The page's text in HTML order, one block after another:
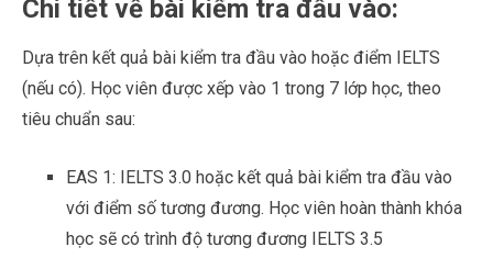
Chi tiết về bài kiểm tra đầu vào:
Dựa trên kết quả bài kiểm tra đầu vào hoặc điểm IELTS
(nếu có). Học viên được xếp vào 1 trong 7 lớp học, theo
tiêu chuẩn sau:
EAS 1: IELTS 3.0 hoặc kết quả bài kiểm tra đầu vào
với điểm số tương đương. Học viên hoàn thành khóa
học sẽ có trình độ tương đương IELTS 3.5